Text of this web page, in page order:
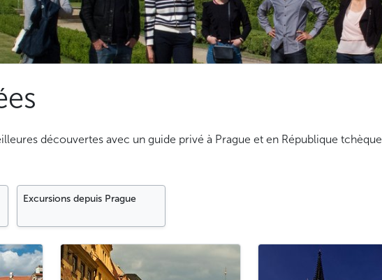
découvertes avec un guide privé à Prague et en République tchèque
Excursions depuis Prague